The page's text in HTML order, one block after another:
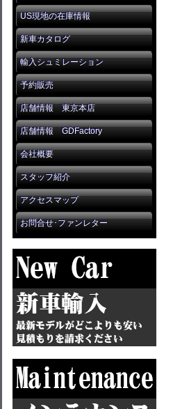
US現地の在庫情報
新車カタログ
輸入シュミレーション
予約販売
店舗情報 東京本店
店舗情報 GDFactory
会社概要
スタッフ紹介
アクセスマップ
お問合せ･ファンレター